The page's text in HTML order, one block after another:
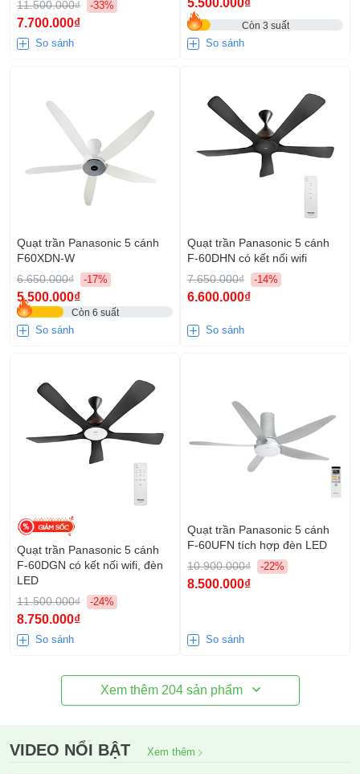
11.500.000₫ -33%
7.700.000₫
So sánh
Còn 3 suất
So sánh
Quạt trần Panasonic 5 cánh
F60XDN-W
6.650.000₫
-17%
5.500.000₫
Còn 6 suất
So sánh
Quạt trần Panasonic 5 cánh
F‑60DHN có kết nối wifi
7.650.000₫
-14%
6.600.000₫
So sánh
Quạt trần Panasonic 5 cánh
F‑60DGN có kết nối wifi, đèn
LED
11.500.000₫
-24%
8.750.000₫
So sánh
Quạt trần Panasonic 5 cánh
F-60UFN tích hợp đèn LED
10.900.000₫
-22%
8.500.000₫
So sánh
Xem thêm 204sản phẩm
VIDEO NỔI BẬT Xem thêm